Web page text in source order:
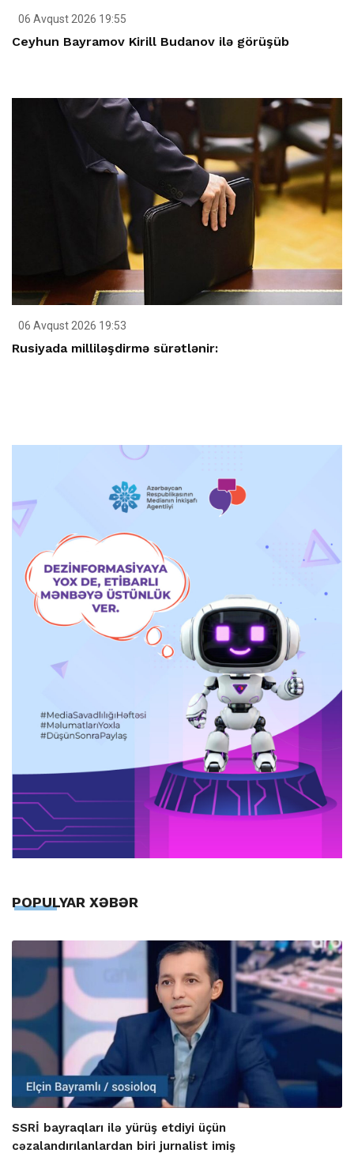
06 Avqust 2026 19:55
Ceyhun Bayramov Kirill Budanov ilə görüşüb
06 Avqust 2026 19:53
Rusiyada milliləşdirmə sürətlənir:
POPULYAR XƏBƏR
SSRİ bayraqları ilə yürüş etdiyi üçün
cəzalandırılanlardan biri jurnalist imiş